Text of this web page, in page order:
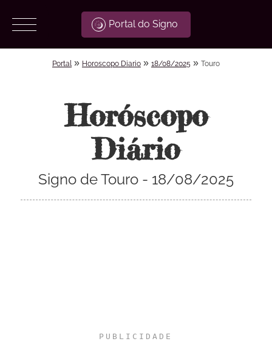
Portal do Signo
Portal » Horoscopo Diario » 18/08/2025 » Touro
Horóscopo
Diário
Signo de Touro - 18/08/2025